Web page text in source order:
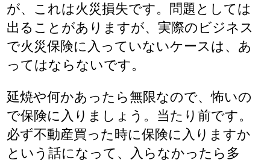
が、これは火災損失です。問題としては
出ることがありますが、実際のビジネス
で火災保険に入っていないケースは、あ
ってはならないです。
延焼や何かあったら無限なので、怖いの
で保険に入りましょう。当たり前です。
必ず不動産買った時に保険に入りますか
という話になって、入らなかったら多